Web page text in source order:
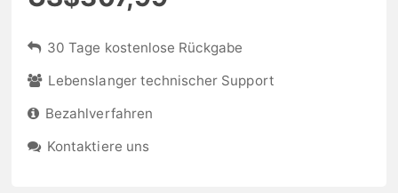
30 Tage kostenlose Rückgabe
Lebenslanger technischer Support
Bezahlverfahren
Kontaktiere uns